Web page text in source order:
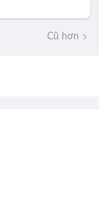
Cũ hơn